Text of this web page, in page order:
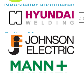
Newsletter abonnieren
Online-Vertrauen